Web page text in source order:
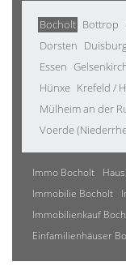
Bocholt Bottrop
Dorsten
Essen
Hünxe Krefeld /
Mülheim an der
Voerde
Immo Bocholt
Immobilie Bocholt
Immobilienkauf
Einfamilienhäuser